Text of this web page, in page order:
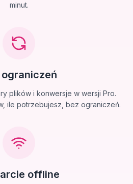
minut.
ograniczeń
plików i konwersje w wersji Pro.
ile potrzebujesz, bez ograniczeń.
offline